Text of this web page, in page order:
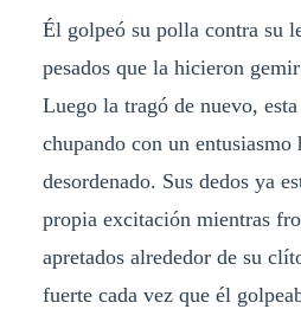
Él golpeó su polla contra su
pesados que la hicieron
Luego la tragó de nuevo,
chupando con un entusiasmo
desordenado. Sus dedos ya
propia excitación mientras
apretados alrededor de su
fuerte cada vez que él